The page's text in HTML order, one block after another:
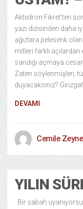
Aktedron Fikret’ten
yazı dizisinden daha
ağızlara pelesenk
mitleri farklı
sandığı açmaya
Zaten söylenmişleri,
duyacaksınız?
DEVAMI
Cemile
YILIN
Bir sabah